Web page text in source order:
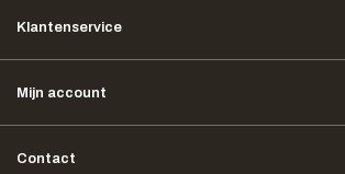
Klantenservice
Mijn account
Contact